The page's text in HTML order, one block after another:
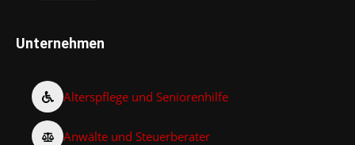
Unternehmen
Alterspflege und Seniorenhilfe
Anwälte und Steuerberater